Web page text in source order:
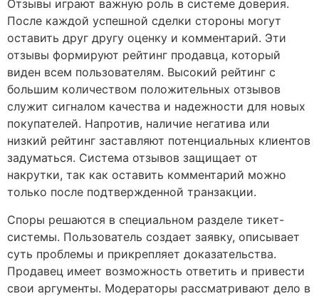
Отзывы играют важную роль в системе доверия.
После каждой успешной сделки стороны могут
оставить друг другу оценку и комментарий. Эти
отзывы формируют рейтинг продавца, который
виден всем пользователям. Высокий рейтинг с
большим количеством положительных отзывов
служит сигналом качества и надежности для новых
покупателей. Напротив, наличие негатива или
низкий рейтинг заставляют потенциальных клиентов
задуматься. Система отзывов защищает от
накрутки, так как оставить комментарий можно
только после подтвержденной транзакции.
Споры решаются в специальном разделе тикет-
системы. Пользователь создает заявку, описывает
суть проблемы и прикрепляет доказательства.
Продавец имеет возможность ответить и привести
свои аргументы. Модераторы рассматривают дело в